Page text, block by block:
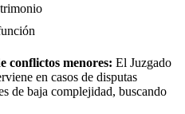
conflictos menores: El Juzgado
en casos de disputas
de baja complejidad, buscando